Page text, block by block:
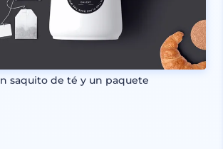
saquito de té y un paquete